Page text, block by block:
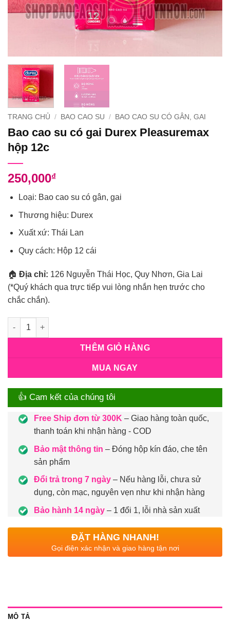
TRANG CHỦ / BAO CAO SU / BAO CAO SU CÓ GÂN, GAI
Bao cao su có gai Durex Pleasuremax
hộp 12c
250,000₫
Loại: Bao cao su có gân, gai
Thương hiệu: Durex
Xuất xứ: Thái Lan
Quy cách: Hộp 12 cái
🏠 Địa chỉ: 126 Nguyễn Thái Học, Quy Nhơn, Gia Lai
(*Quý khách qua trực tiếp vui lòng nhắn hẹn trước cho
chắc chắn).
Số lượng
THÊM GIỎ HÀNG
MUA NGAY
👍 Cam kết của chúng tôi
Free Ship đơn từ 300K – Giao hàng toàn quốc,
thanh toán khi nhận hàng - COD
Bảo mật thông tin – Đóng hộp kín đáo, che tên
sản phẩm
Đổi trả trong 7 ngày– Nếu hàng lỗi, chưa sử
dụng, còn mạc, nguyên vẹn như khi nhận hàng
Bảo hành 14 ngày– 1 đổi 1, lỗi nhà sản xuất
ĐẶT HÀNG NHANH!
Gọi điện xác nhận và giao hàng tận nơi
MÔ TẢ